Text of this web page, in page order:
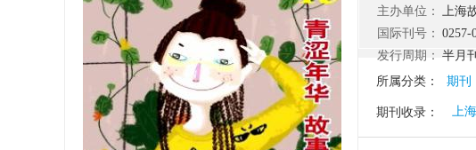
篇故事能讲得出
主办单位： 上海
国际刊号： 0257-
发行周期： 半月刊
所属分类：
期刊
期刊收录： 上